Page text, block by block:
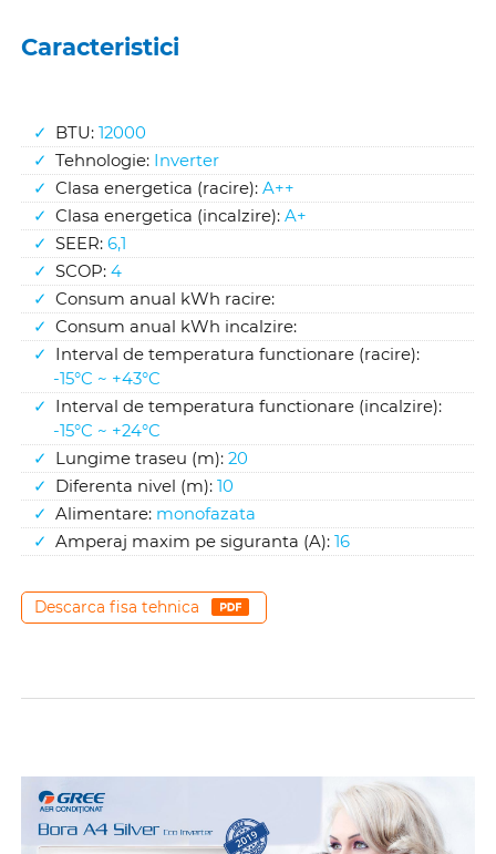
Caracteristici
BTU:12000
Tehnologie: Inverter
Clasa energetica (racire):A++
Clasa energetica (incalzire):A+
SEER:6,1
SCOP:4
Consum anual kWh racire:
Consum anual kWh incalzire:
Interval de temperatura functionare (racire):
-15°C ~ +43°C
Interval de temperatura functionare (incalzire):
-15°C ~ +24°C
Lungime traseu (m):20
Diferenta nivel (m):10
Alimentare: monofazata
Amperaj maxim pe siguranta (A):16
Descarca fisa tehnica